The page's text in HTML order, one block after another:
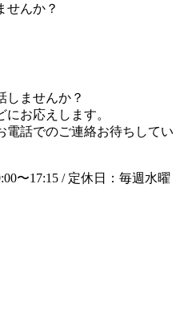
せんか？
しませんか？
お応えします。
電話でのご連絡お待ちしてい
〜17:15 / 定休日：毎週水曜